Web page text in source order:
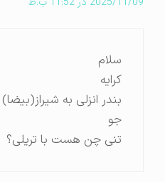
سلام
بندر انزلی به شیراز(بیضا)
تنی چن هست با تریلی؟